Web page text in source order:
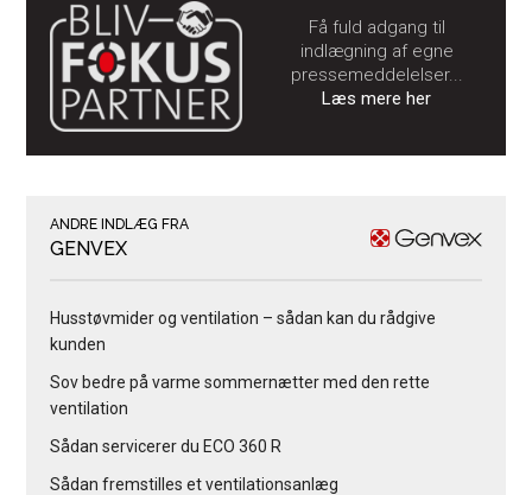
Få fuld adgang til
indlægning af egne
pressemeddelelser...
Læs mere her
ANDRE INDLÆG FRA
GENVEX
Husstøvmider og ventilation – sådan kan du rådgive
kunden
Sov bedre på varme sommernætter med den rette
ventilation
Sådan servicerer du ECO 360 R
Sådan fremstilles et ventilationsanlæg